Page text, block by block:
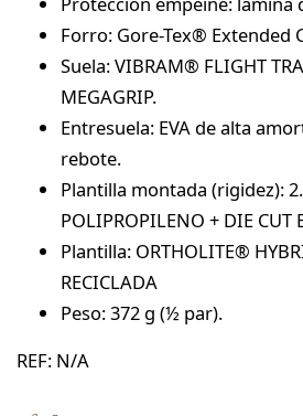
Forro: Gore-Tex® Extended
Suela: VIBRAM® FLIGHT
MEGAGRIP.
Entresuela: EVA de alta
rebote.
Plantilla montada (rigidez):
POLIPROPILENO + DIE CUT
Plantilla: ORTHOLITE®
RECICLADA
Peso: 372 g (½ par).
REF: N/A